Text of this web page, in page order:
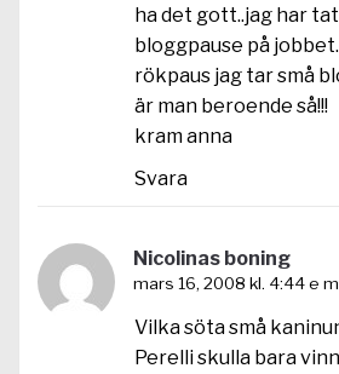
ha det gott..jag har
bloggpause på
rökpaus jag tar små
är man beroende så!!!
kram anna
Svara
Nicolinas boning
mars 16, 2008 kl. 4:44 e m
Vilka söta små
Perelli skulla bara